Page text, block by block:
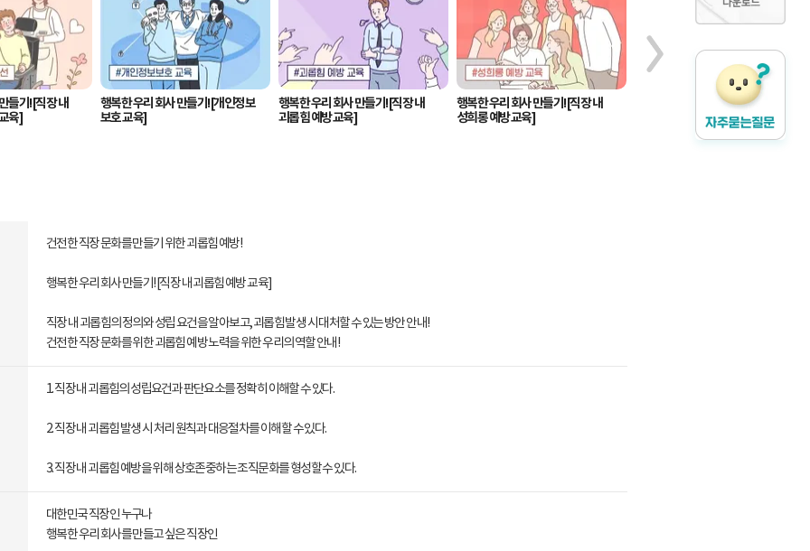
들기! [직장 내
육]
행복한 우리 회사 만들기! [개인정보
보호 교육]
행복한 우리 회사 만들기! [직장 내
괴롭힘 예방 교육]
행복한 우리 회사 만들기! [직장 내
성희롱 예방 교육]
행복한 우리 회사 만들기!
[퇴직연금제도 교육]
건전한 직장 문화를 만들기 위한 괴롭힘 예방!
행복한 우리 회사 만들기! [직장 내 괴롭힘 예방 교육]
직장 내 괴롭힘의 정의와 성립 요건을 알아보고, 괴롭힘 발생 시 대처할 수 있는 방안 안내!
건전한 직장 문화를 위한 괴롭힘 예방 노력을 위한 우리의 역할 안내!
1. 직장 내 괴롭힘의 성립요건과 판단요소를 정확히 이해할 수 있다.
2. 직장 내 괴롭힘 발생 시 처리 원칙과 대응절차를 이해할 수 있다.
3. 직장 내 괴롭힘 예방을 위해 상호존중하는 조직문화를 형성할 수 있다.
대한민국 직장인 누구나
행복한 우리 회사를 만들고 싶은 직장인